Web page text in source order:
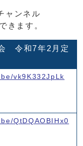
ャンネル
きます。
令和7年2月定
vk9K332JpLk
QtDQAOBIHx0